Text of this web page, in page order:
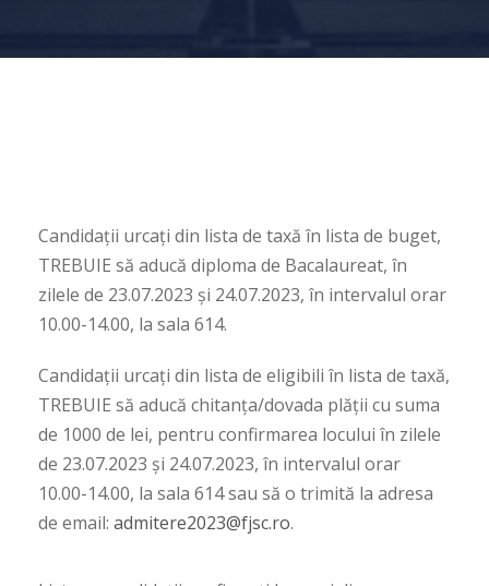
Candidații urcați din lista de taxă în lista de buget,
TREBUIE să aducă diploma de Bacalaureat, în
zilele de 23.07.2023 și 24.07.2023, în intervalul orar
10.00-14.00, la sala 614.
Candidații urcați din lista de eligibili în lista de taxă,
TREBUIE să aducă chitanța/dovada plății cu suma
de 1000 de lei, pentru confirmarea locului în zilele
de 23.07.2023 și 24.07.2023, în intervalul orar
10.00-14.00, la sala 614 sau să o trimită la adresa
de email: admitere2023@fjsc.ro.